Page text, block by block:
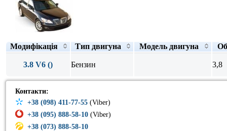
Модифікація Тип двигуна Модель двигуна
3.8 V6 () Бензин 3,8
Контакти:
+38 (098) 411-77-55 (Viber)
+38 (095) 888-58-10 (Viber)
+38 (073) 888-58-10